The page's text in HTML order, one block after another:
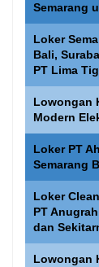
Semarang
Loker
Bali,
PT Lima
Lowongan
Modern
Loker PT
Semarang
Loker
PT
dan
Lowongan